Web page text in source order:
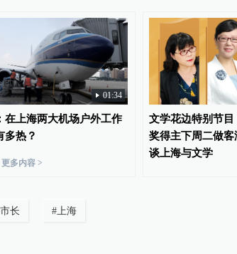
01:34
在上海两大机场户外工作
多热？
更多内容 >
文学花边特别节目
奖得主下周二做
谈上海与文学
长 #上海